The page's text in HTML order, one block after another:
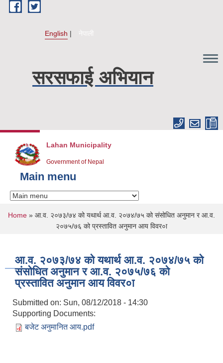
Skip to main content
English नेपाली
सरसफाई अभियान
Lahan Municipality
Government of Nepal
Main menu
You are here
Home » आ.व. २०७३/७४ को यथार्थ आ.व. २०७४/७५ को संसोधित अनुमान र आ.व.
२०७५/७६ को प्रस्तावित अनुमान आय विवर०ा
आ.व. २०७३/७४ को यथार्थ आ.व. २०७४/७५ को
संसोधित अनुमान र आ.व. २०७५/७६ को
प्रस्तावित अनुमान आय विवर०ा
Submitted on: Sun, 08/12/2018 - 14:30
Supporting Documents:
बजेट अनुमानित आय.pdf